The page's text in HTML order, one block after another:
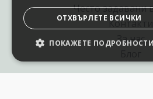
Често задавани
Контакти
За нас
ОТХВЪРЛЕТЕ ВСИЧКИ
ПОКАЖЕТЕ ПОДРОБНОСТИ